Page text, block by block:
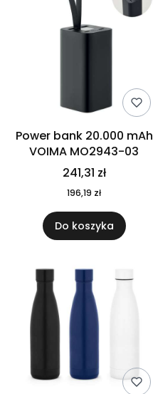
Power bank 20.000 mAh
VOIMA MO2943-03
241,31 zł
196,19 zł
Do koszyka